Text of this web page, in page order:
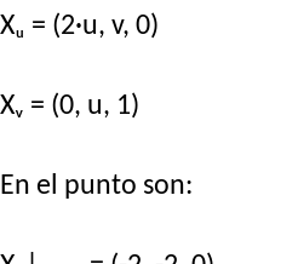
Xᵤ = (2·u, v, 0)
Xᵥ = (0, u, 1)
En el punto son: